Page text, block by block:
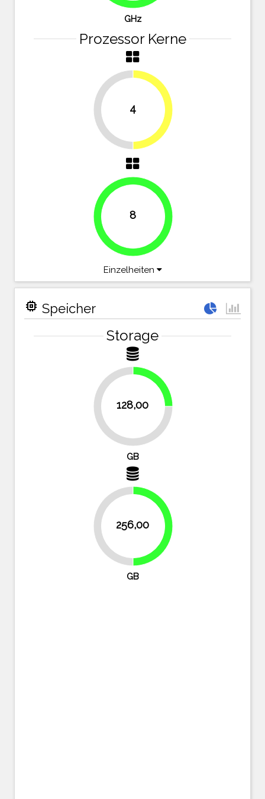
GHz
Prozessor Kerne
4
8
100%
Einzelheiten
memory Speicher
Storage
128,00
75%
25%
GB
256,00
GB